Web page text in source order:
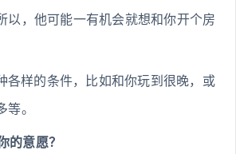
以，他可能一有机会就想和你开个房
各样的条件，比如和你玩到很晚，或
等。
的意愿？